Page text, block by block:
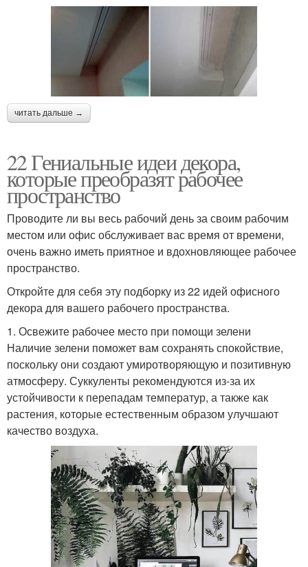
читать дальше →
22 Гениальные идеи декора,
которые преобразят рабочее
пространство
Проводите ли вы весь рабочий день за своим рабочим
местом или офис обслуживает вас время от времени,
очень важно иметь приятное и вдохновляющее рабочее
пространство.
Откройте для себя эту подборку из 22 идей офисного
декора для вашего рабочего пространства.
1. Освежите рабочее место при помощи зелени
Наличие зелени поможет вам сохранять спокойствие,
поскольку они создают умиротворяющую и позитивную
атмосферу. Суккуленты рекомендуются из-за их
устойчивости к перепадам температур, а также как
растения, которые естественным образом улучшают
качество воздуха.